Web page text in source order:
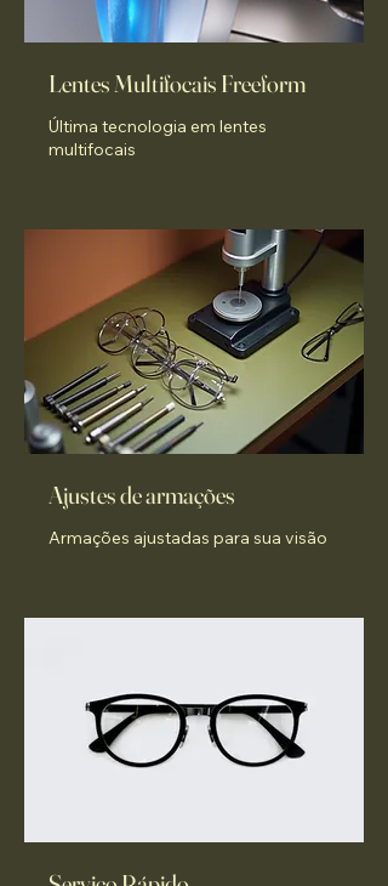
Lentes Multifocais Freeform
Última tecnologia em lentes
multifocais
Ajustes de armações
Armações ajustadas para sua visão